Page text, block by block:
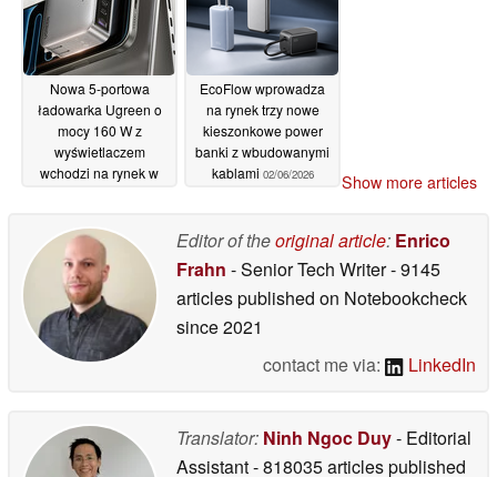
Nowa 5-portowa
ładowarka Ugreen o
mocy 160 W z
wyświetlaczem
wchodzi na rynek w
EcoFlow wprowadza
na rynek trzy nowe
kieszonkowe power
banki z wbudowanymi
kablami 02/06/2026 Show more articles
Editor of theoriginal article: Enrico
Frahn - Senior Tech Writer- 9145
articles published on Notebookcheck
since 2021
contact me via:
LinkedIn
Translator: Ninh Ngoc Duy- Editorial
Assistant- 818035 articles published